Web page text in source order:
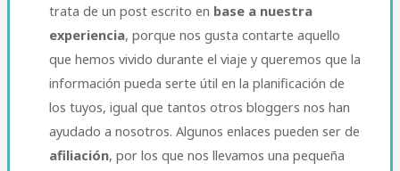
trata de un post escrito en base a nuestra
experiencia, porque nos gusta contarte aquello
que hemos vivido durante el viaje y queremos que la
información pueda serte útil en la planificación de
los tuyos, igual que tantos otros bloggers nos han
ayudado a nosotros. Algunos enlaces pueden ser de
afiliación, por los que nos llevamos una pequeña